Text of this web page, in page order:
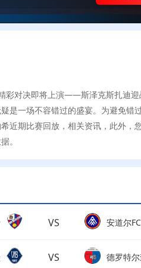
彩对决即将上演——斯泽克斯扎迪
是一场不容错过的盛宴。为避免
近期比赛回放，相关资讯，此外，
。
VS 安道尔FC
VS 德罗特